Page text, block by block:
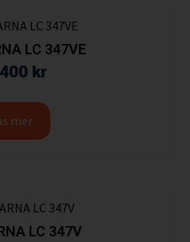
LC 347VE
kr
mer
LC 347V